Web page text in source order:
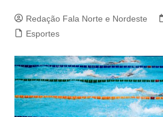
Redação Fala Norte e Nordeste
Esportes